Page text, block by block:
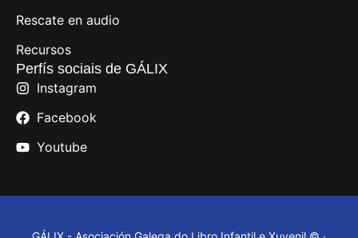
Rescate en audio
Recursos
Perfís sociais de GÁLIX
Instagram
Facebook
Youtube